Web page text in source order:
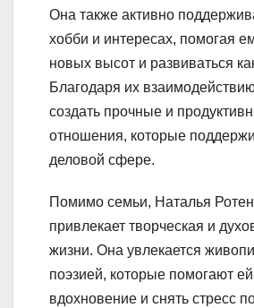
Она также активно
хобби и интересах, помогая
новых высот и развиваться
Благодаря их
создать прочные и
отношения, которые
деловой сфере.
Помимо семьи, Наталья
привлекает творческая и
жизни. Она увлекается
поэзией, которые помогают
вдохновение и снять стресс